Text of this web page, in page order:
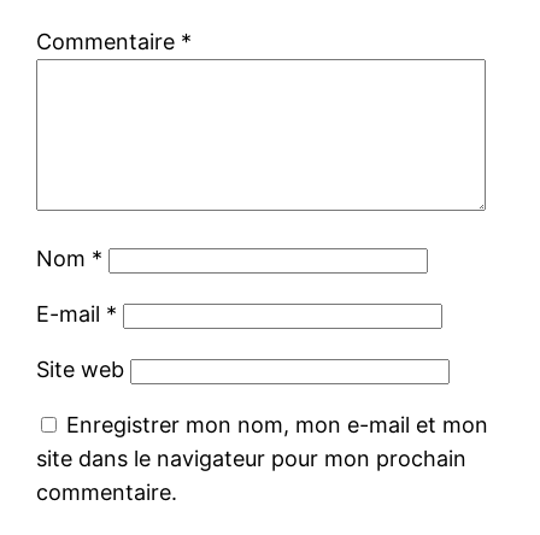
Commentaire *
Nom *
E-mail *
Site web
Enregistrer mon nom, mon e-mail et mon
site dans le navigateur pour mon prochain
commentaire.